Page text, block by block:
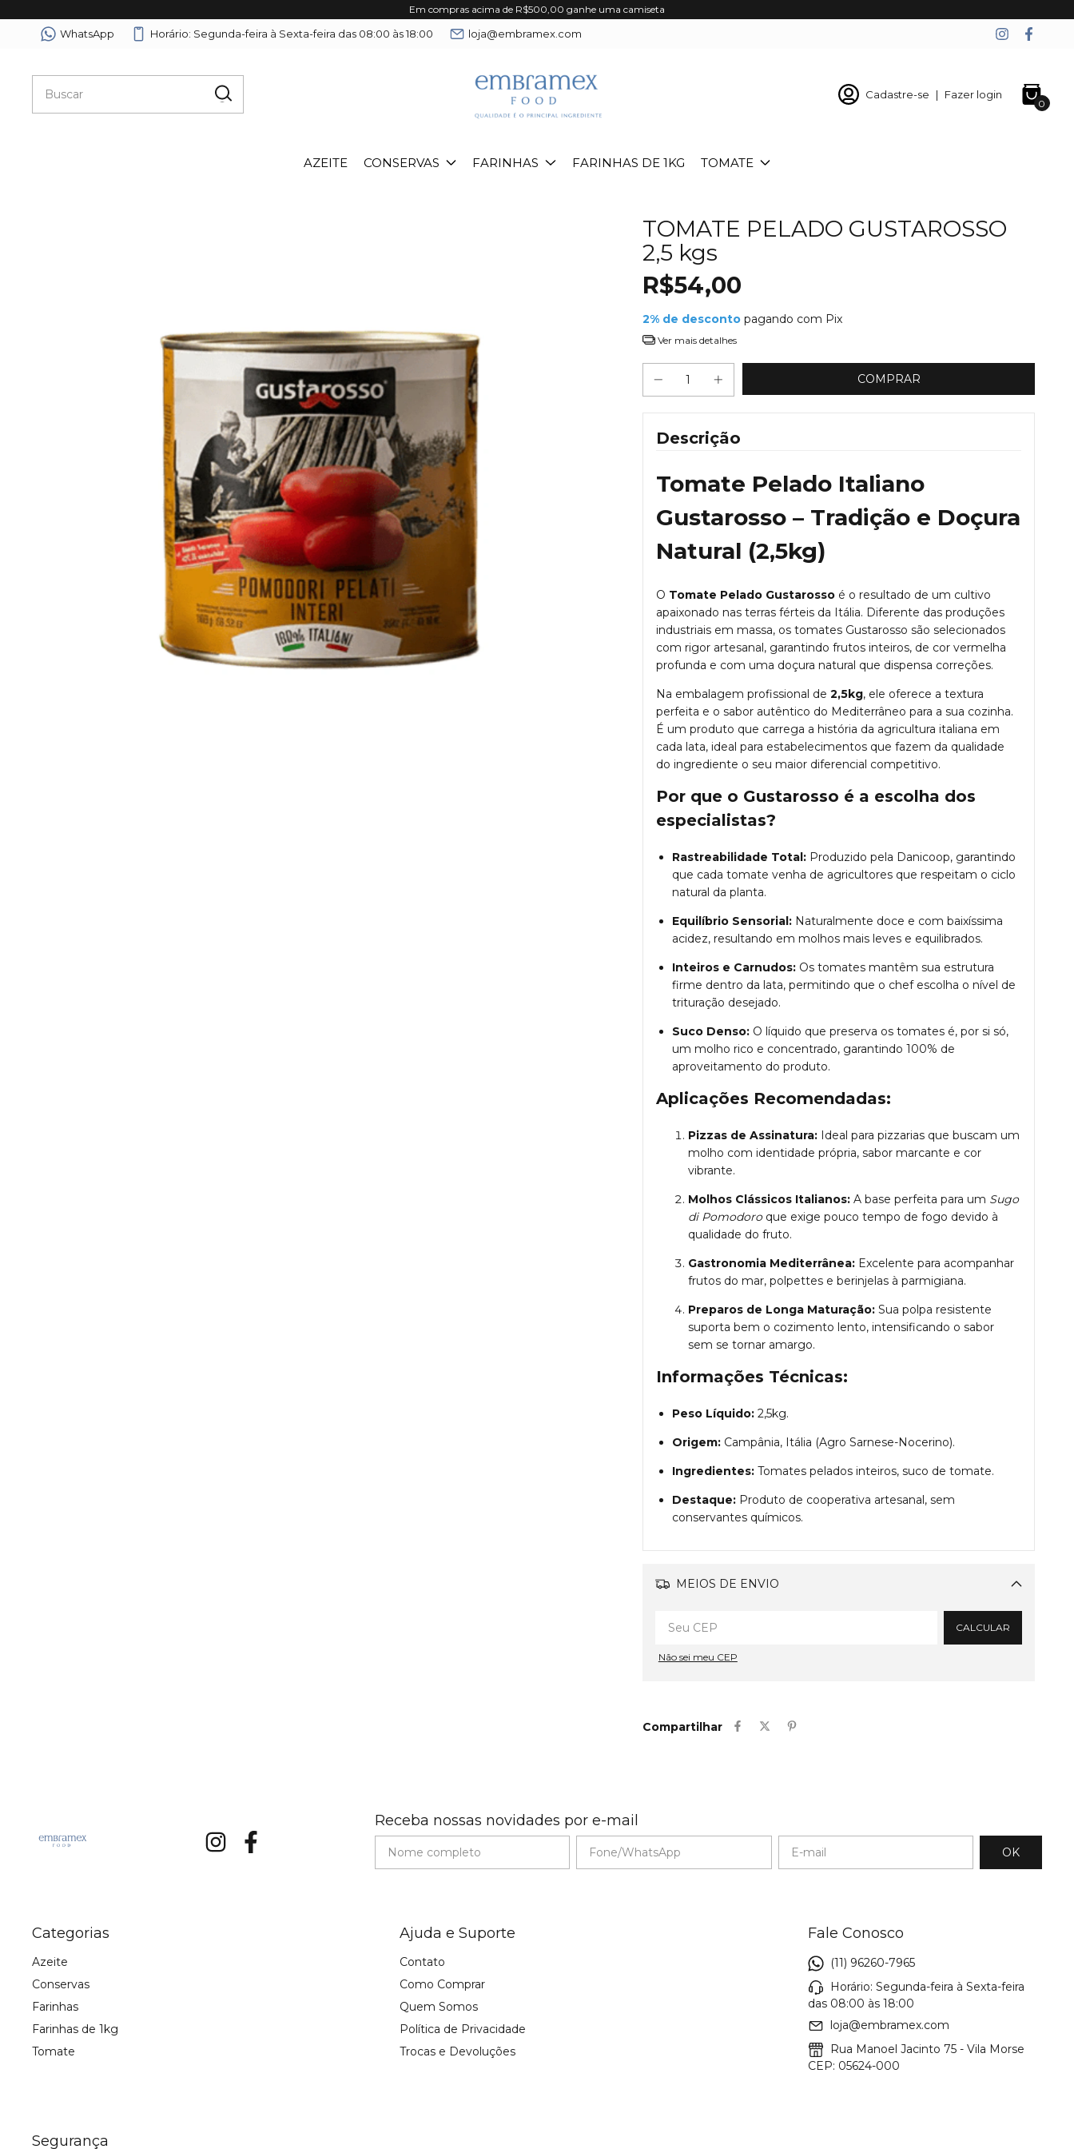
Em compras acima de R$500,00 ganhe uma camiseta
WhatsApp Horário: Segunda-feira à Sexta-feira das 08:00 às 18:00 loja@embramex.com
Cadastre-se | Fazer login
0
AZEITE CONSERVAS FARINHAS FARINHAS DE 1KG TOMATE
TOMATE PELADO GUSTAROSSO
2,5 kgs
R$54,00
2% de descontopagando com Pix
Ver mais detalhes
Descrição
Tomate Pelado Italiano
Gustarosso – Tradição e Doçura
Natural (2,5kg)
O Tomate Pelado Gustarossoé o resultado de um cultivo
apaixonado nas terras férteis da Itália. Diferente das produções
industriais em massa, os tomates Gustarosso são selecionados
com rigor artesanal, garantindo frutos inteiros, de cor vermelha
profunda e com uma doçura natural que dispensa correções.
Na embalagem profissional de 2,5kg, ele oferece a textura
perfeita e o sabor autêntico do Mediterrâneo para a sua cozinha.
É um produto que carrega a história da agricultura italiana em
cada lata, ideal para estabelecimentos que fazem da qualidade
do ingrediente o seu maior diferencial competitivo.
Por que o Gustarosso é a escolha dos
especialistas?
Rastreabilidade Total:Produzido pela Danicoop, garantindo
que cada tomate venha de agricultores que respeitam o ciclo
natural da planta.
Equilíbrio Sensorial:Naturalmente doce e com baixíssima
acidez, resultando em molhos mais leves e equilibrados.
Inteiros e Carnudos:Os tomates mantêm sua estrutura
firme dentro da lata, permitindo que o chef escolha o nível de
trituração desejado.
Suco Denso:O líquido que preserva os tomates é, por si só,
um molho rico e concentrado, garantindo 100% de
aproveitamento do produto.
Aplicações Recomendadas:
Pizzas de Assinatura:Ideal para pizzarias que buscam um
molho com identidade própria, sabor marcante e cor
vibrante.
Molhos Clássicos Italianos:A base perfeita para um Sugo
di Pomodoroque exige pouco tempo de fogo devido à
qualidade do fruto.
Gastronomia Mediterrânea:Excelente para acompanhar
frutos do mar, polpettes e berinjelas à parmigiana.
Preparos de Longa Maturação:Sua polpa resistente
suporta bem o cozimento lento, intensificando o sabor
sem se tornar amargo.
Informações Técnicas:
Peso Líquido:2,5kg.
Origem:Campânia, Itália (Agro Sarnese-Nocerino).
Ingredientes:Tomates pelados inteiros, suco de tomate.
Destaque:Produto de cooperativa artesanal, sem
conservantes químicos.
MEIOS DE ENVIO
Alterar CEP
CALCULAR
Não sei meu CEP
Compartilhar
Receba nossas novidades por e-mail
Categorias
Azeite
Conservas
Farinhas
Farinhas de 1kg
Tomate
Ajuda e Suporte
Contato
Como Comprar
Quem Somos
Política de Privacidade
Trocas e Devoluções
Fale Conosco
(11) 96260-7965
Horário: Segunda-feira à Sexta-feira
das 08:00 às 18:00
loja@embramex.com
Rua Manoel Jacinto 75 - Vila Morse
CEP: 05624-000
Segurança